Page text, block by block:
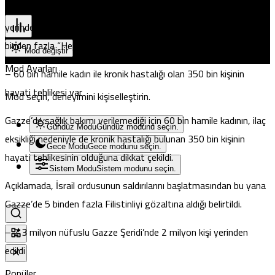
Mod değiştir
Mod Ayarları
Mod seçin, deneyimini kişiselleştirin.
Gündüz ModuGündüz modunu seçin.
Gece ModuGece modunu seçin.
Sistem ModuSistem modunu seçin.
yerinden edilme sonucu 1 milyon 95 bin bulaşıcı hastalık ve 20
binden fazla “Hepatit A” vakasının tespit edildiği bilgisi verildi.
– 60 bin hamile kadın ile kronik hastalığı olan 350 bin kişinin
hayati tehlikesi var
Gazze’de sağlık bakımı verilemediği için 60 bin hamile kadının, ilaç
eksikliği nedeniyle de kronik hastalığı bulunan 350 bin kişinin
hayati tehlikesinin olduğuna dikkat çekildi.
Açıklamada, İsrail ordusunun saldırılarını başlatmasından bu yana
Gazze’de 5 binden fazla Filistinliyi gözaltına aldığı belirtildi.
– 2,3 milyon nüfuslu Gazze Şeridi’nde 2 milyon kişi yerinden
edildi